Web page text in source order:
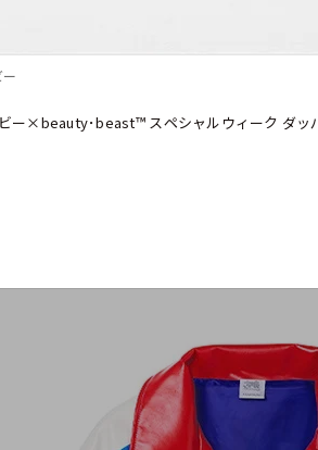
ー×beauty･beast™︎ スペシャルウィーク ダッ